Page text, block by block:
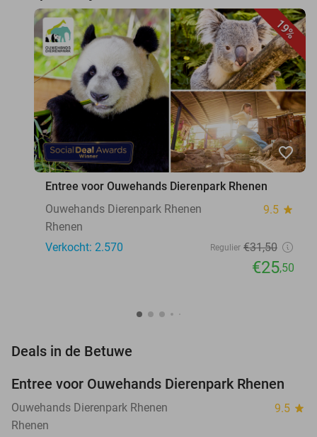
19%
favorite_border
Entree voor Ouwehands Dierenpark Rhenen
Ouwehands Dierenpark Rhenen
9.5 star
Rhenen
Verkocht: 2.570
Regulier €31,50
€25,50
Deals in de Betuwe
19%
Entree voor Ouwehands Dierenpark Rhenen
Ouwehands Dierenpark Rhenen 9.5 star
Rhenen